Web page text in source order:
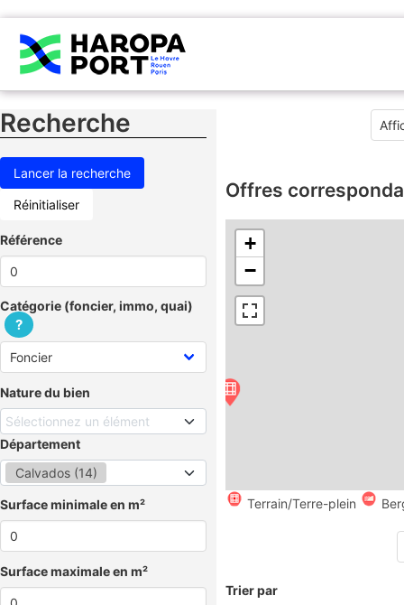
Recherche
Réinitialiser
Référence
Catégorie (foncier, immo, quai)
?
Nature du bien
Sélectionnez un élément
Département
Calvados (14)
Surface minimale en m²
Surface maximale en m²
Offres
+
−
Terrain/Terre-plein
Trier par